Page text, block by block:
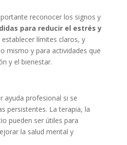
reconocer los signos y
para reducir el estrés y
establecer límites claros, y
mismo y para actividades que
y el bienestar.
ayuda profesional si se
persistentes. La terapia, la
pueden ser útiles para
la salud mental y